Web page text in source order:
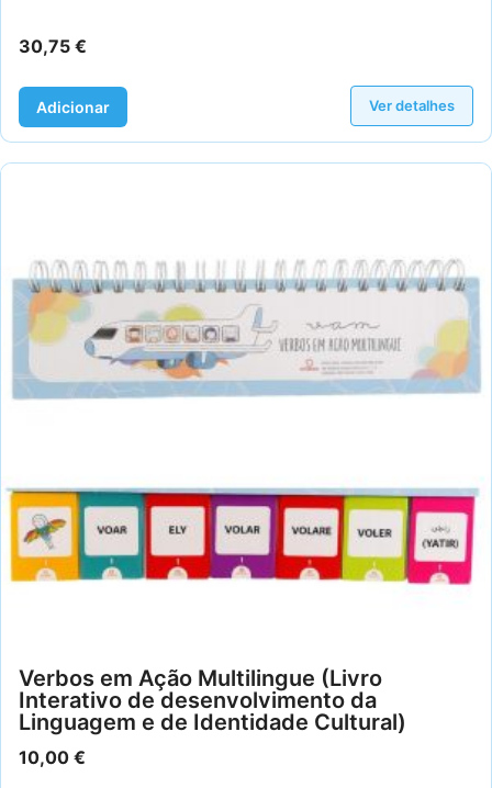
30,75 €
Adicionar Ver detalhes
Verbos em Ação Multilingue (Livro
Interativo de desenvolvimento da
Linguagem e de Identidade Cultural)
10,00 €